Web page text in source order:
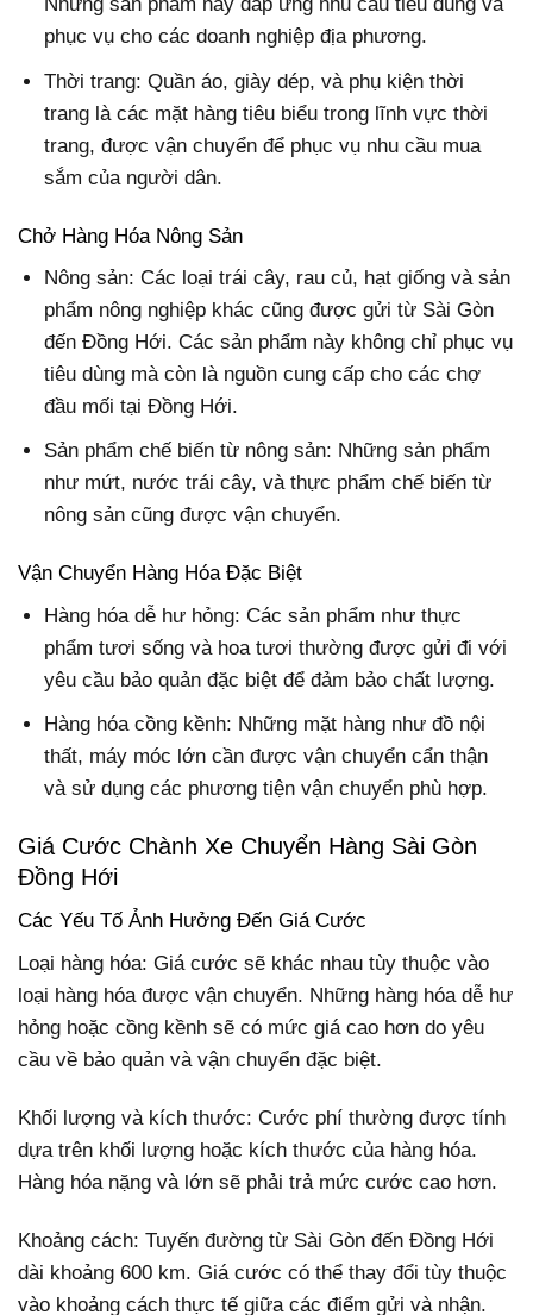
Những sản phẩm này đáp ứng nhu cầu tiêu dùng và
phục vụ cho các doanh nghiệp địa phương.
Thời trang: Quần áo, giày dép, và phụ kiện thời
trang là các mặt hàng tiêu biểu trong lĩnh vực thời
trang, được vận chuyển để phục vụ nhu cầu mua
sắm của người dân.
Chở Hàng Hóa Nông Sản
Nông sản: Các loại trái cây, rau củ, hạt giống và sản
phẩm nông nghiệp khác cũng được gửi từ Sài Gòn
đến Đồng Hới. Các sản phẩm này không chỉ phục vụ
tiêu dùng mà còn là nguồn cung cấp cho các chợ
đầu mối tại Đồng Hới.
Sản phẩm chế biến từ nông sản: Những sản phẩm
như mứt, nước trái cây, và thực phẩm chế biến từ
nông sản cũng được vận chuyển.
Vận Chuyển Hàng Hóa Đặc Biệt
Hàng hóa dễ hư hỏng: Các sản phẩm như thực
phẩm tươi sống và hoa tươi thường được gửi đi với
yêu cầu bảo quản đặc biệt để đảm bảo chất lượng.
Hàng hóa cồng kềnh: Những mặt hàng như đồ nội
thất, máy móc lớn cần được vận chuyển cẩn thận
và sử dụng các phương tiện vận chuyển phù hợp.
Giá Cước Chành Xe Chuyển Hàng Sài Gòn
Đồng Hới
Các Yếu Tố Ảnh Hưởng Đến Giá Cước
Loại hàng hóa: Giá cước sẽ khác nhau tùy thuộc vào
loại hàng hóa được vận chuyển. Những hàng hóa dễ hư
hỏng hoặc cồng kềnh sẽ có mức giá cao hơn do yêu
cầu về bảo quản và vận chuyển đặc biệt.
Khối lượng và kích thước: Cước phí thường được tính
dựa trên khối lượng hoặc kích thước của hàng hóa.
Hàng hóa nặng và lớn sẽ phải trả mức cước cao hơn.
Khoảng cách: Tuyến đường từ Sài Gòn đến Đồng Hới
dài khoảng 600 km. Giá cước có thể thay đổi tùy thuộc
vào khoảng cách thực tế giữa các điểm gửi và nhận.